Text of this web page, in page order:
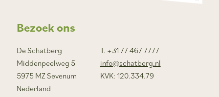
Bezoek ons
De Schatberg
Middenpeelweg 5
5975 MZ Sevenum
Nederland
T. +31 77 467 7777
info@schatberg.nl
KVK: 120.334.79